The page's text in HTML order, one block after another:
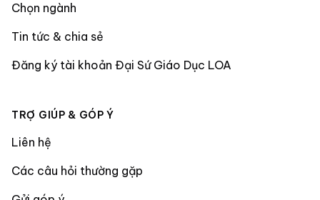
Chọn ngành
Tin tức & chia sẻ
Đăng ký tài khoản Đại Sứ Giáo Dục LOA
TRỢ GIÚP & GÓP Ý
Liên hệ
Các câu hỏi thường gặp